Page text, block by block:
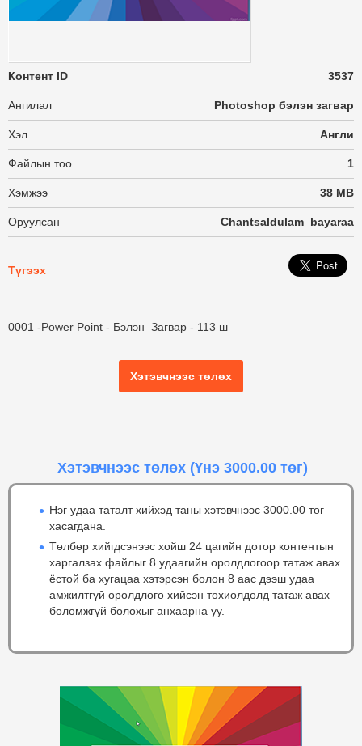
Контент ID 3537
Ангилал Photoshop бэлэн загвар
Хэл Англи
Файлын тоо 1
Хэмжээ 38 MB
Оруулсан Chantsaldulam_bayaraa
Түгээх
0001 -Power Point - Бэлэн Загвар - 113 ш
Хэтэвчнээс төлөх
Хэтэвчнээс төлөх (Үнэ 3000.00 төг)
Нэг удаа таталт хийхэд таны хэтэвчнээс 3000.00 төг
хасагдана.
Төлбөр хийгдсэнээс хойш 24 цагийн дотор контентын
харгалзах файлыг 8 удаагийн оролдлогоор татаж авах
ёстой ба хугацаа хэтэрсэн болон 8 аас дээш удаа
амжилтгүй оролдлого хийсэн тохиолдолд татаж авах
боломжгүй болохыг анхаарна уу.